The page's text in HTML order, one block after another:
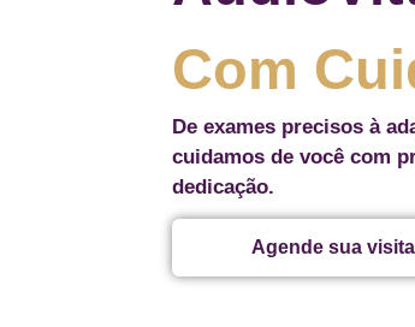
Com
De exames precisos à
cuidamos de você com
dedicação.
Agende sua